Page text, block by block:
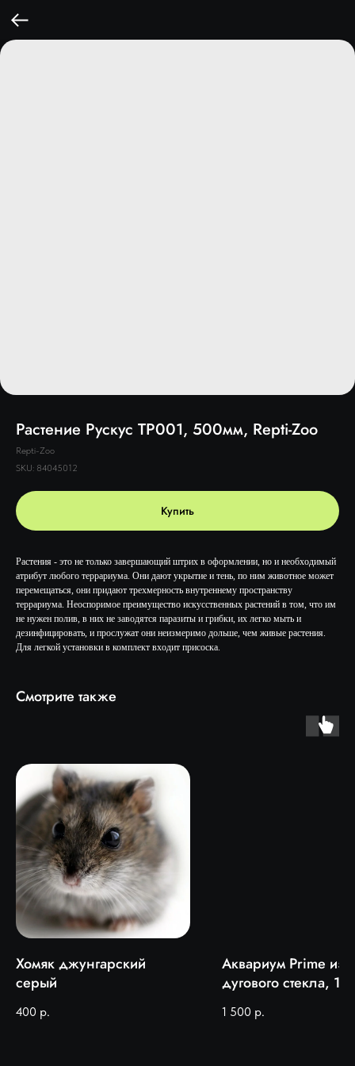
Растение Рускус TP001, 500мм, Repti-Zoo
Repti-Zoo
SKU: 84045012
Купить
Растения - это не только завершающий штрих в оформлении, но и необходимый
атрибут любого террариума. Они дают укрытие и тень, по ним животное может
перемещаться, они придают трехмерность внутреннему пространству
террариума. Неоспоримое преимущество искусственных растений в том, что им
не нужен полив, в них не заводятся паразиты и грибки, их легко мыть и
дезинфицировать, и прослужат они неизмеримо дольше, чем живые растения.
Для легкой установки в комплект входит присоска.
Смотрите также
Хомяк джунгарский
серый
400 р.
Аквариум Prime из
дугового стекла, 10
1 500 р.